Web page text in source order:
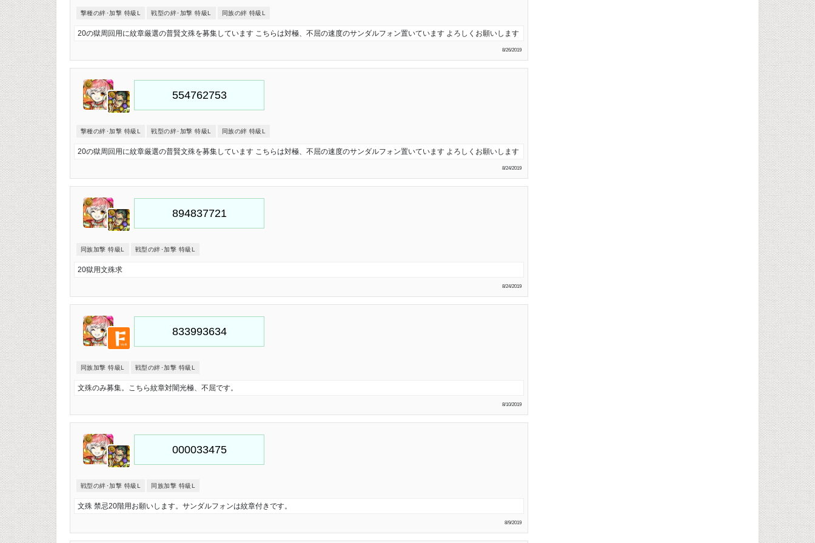
撃種の絆･加撃 特級L 戦型の絆･加撃 特級L 同族の絆 特級L
20の獄周回用に紋章厳選の普賢文殊を募集しています こちらは対極、不屈の速度のサンダルフォン置いています よろしくお願いします
8/26/2019
撃種の絆･加撃 特級L 戦型の絆･加撃 特級L 同族の絆 特級L
20の獄周回用に紋章厳選の普賢文殊を募集しています こちらは対極、不屈の速度のサンダルフォン置いています よろしくお願いします
8/24/2019
同族加撃 特級L 戦型の絆･加撃 特級L
20獄用文殊求
8/24/2019
同族加撃 特級L 戦型の絆･加撃 特級L
文殊のみ募集。こちら紋章対闇光極、不屈です。
8/10/2019
戦型の絆･加撃 特級L 同族加撃 特級L
文殊 禁忌20階用お願いします。サンダルフォンは紋章付きです。
8/9/2019